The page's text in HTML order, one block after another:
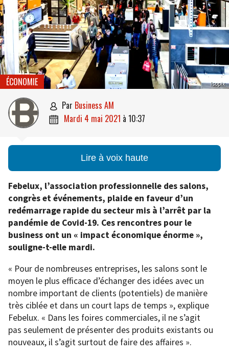
Isopix
ÉCONOMIE
 par Business AM
 mardi 4 mai 2021 à 10:37
Lire à voix haute
Febelux, l’association professionnelle des salons,
congrès et événements, plaide en faveur d’un
redémarrage rapide du secteur mis à l’arrêt par la
pandémie de Covid-19. Ces rencontres pour le
business ont un « impact économique énorme »,
souligne-t-elle mardi.
« Pour de nombreuses entreprises, les salons sont le
moyen le plus efficace d’échanger des idées avec un
nombre important de clients (potentiels) de manière
très ciblée et dans un court laps de temps », explique
Febelux. « Dans les foires commerciales, il ne s’agit
pas seulement de présenter des produits existants ou
nouveaux, il s’agit surtout de faire des affaires ».